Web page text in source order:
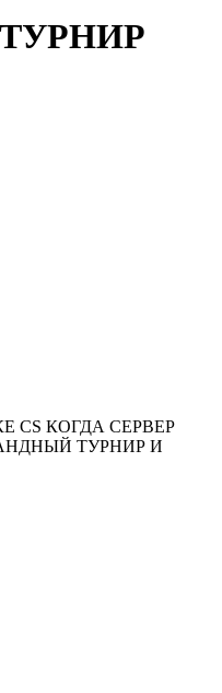
CS КОГДА СЕРВЕР
ТУРНИР И